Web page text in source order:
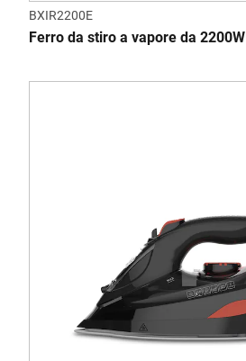
BXIR2200E
Ferro da stiro a vapore da 2200W